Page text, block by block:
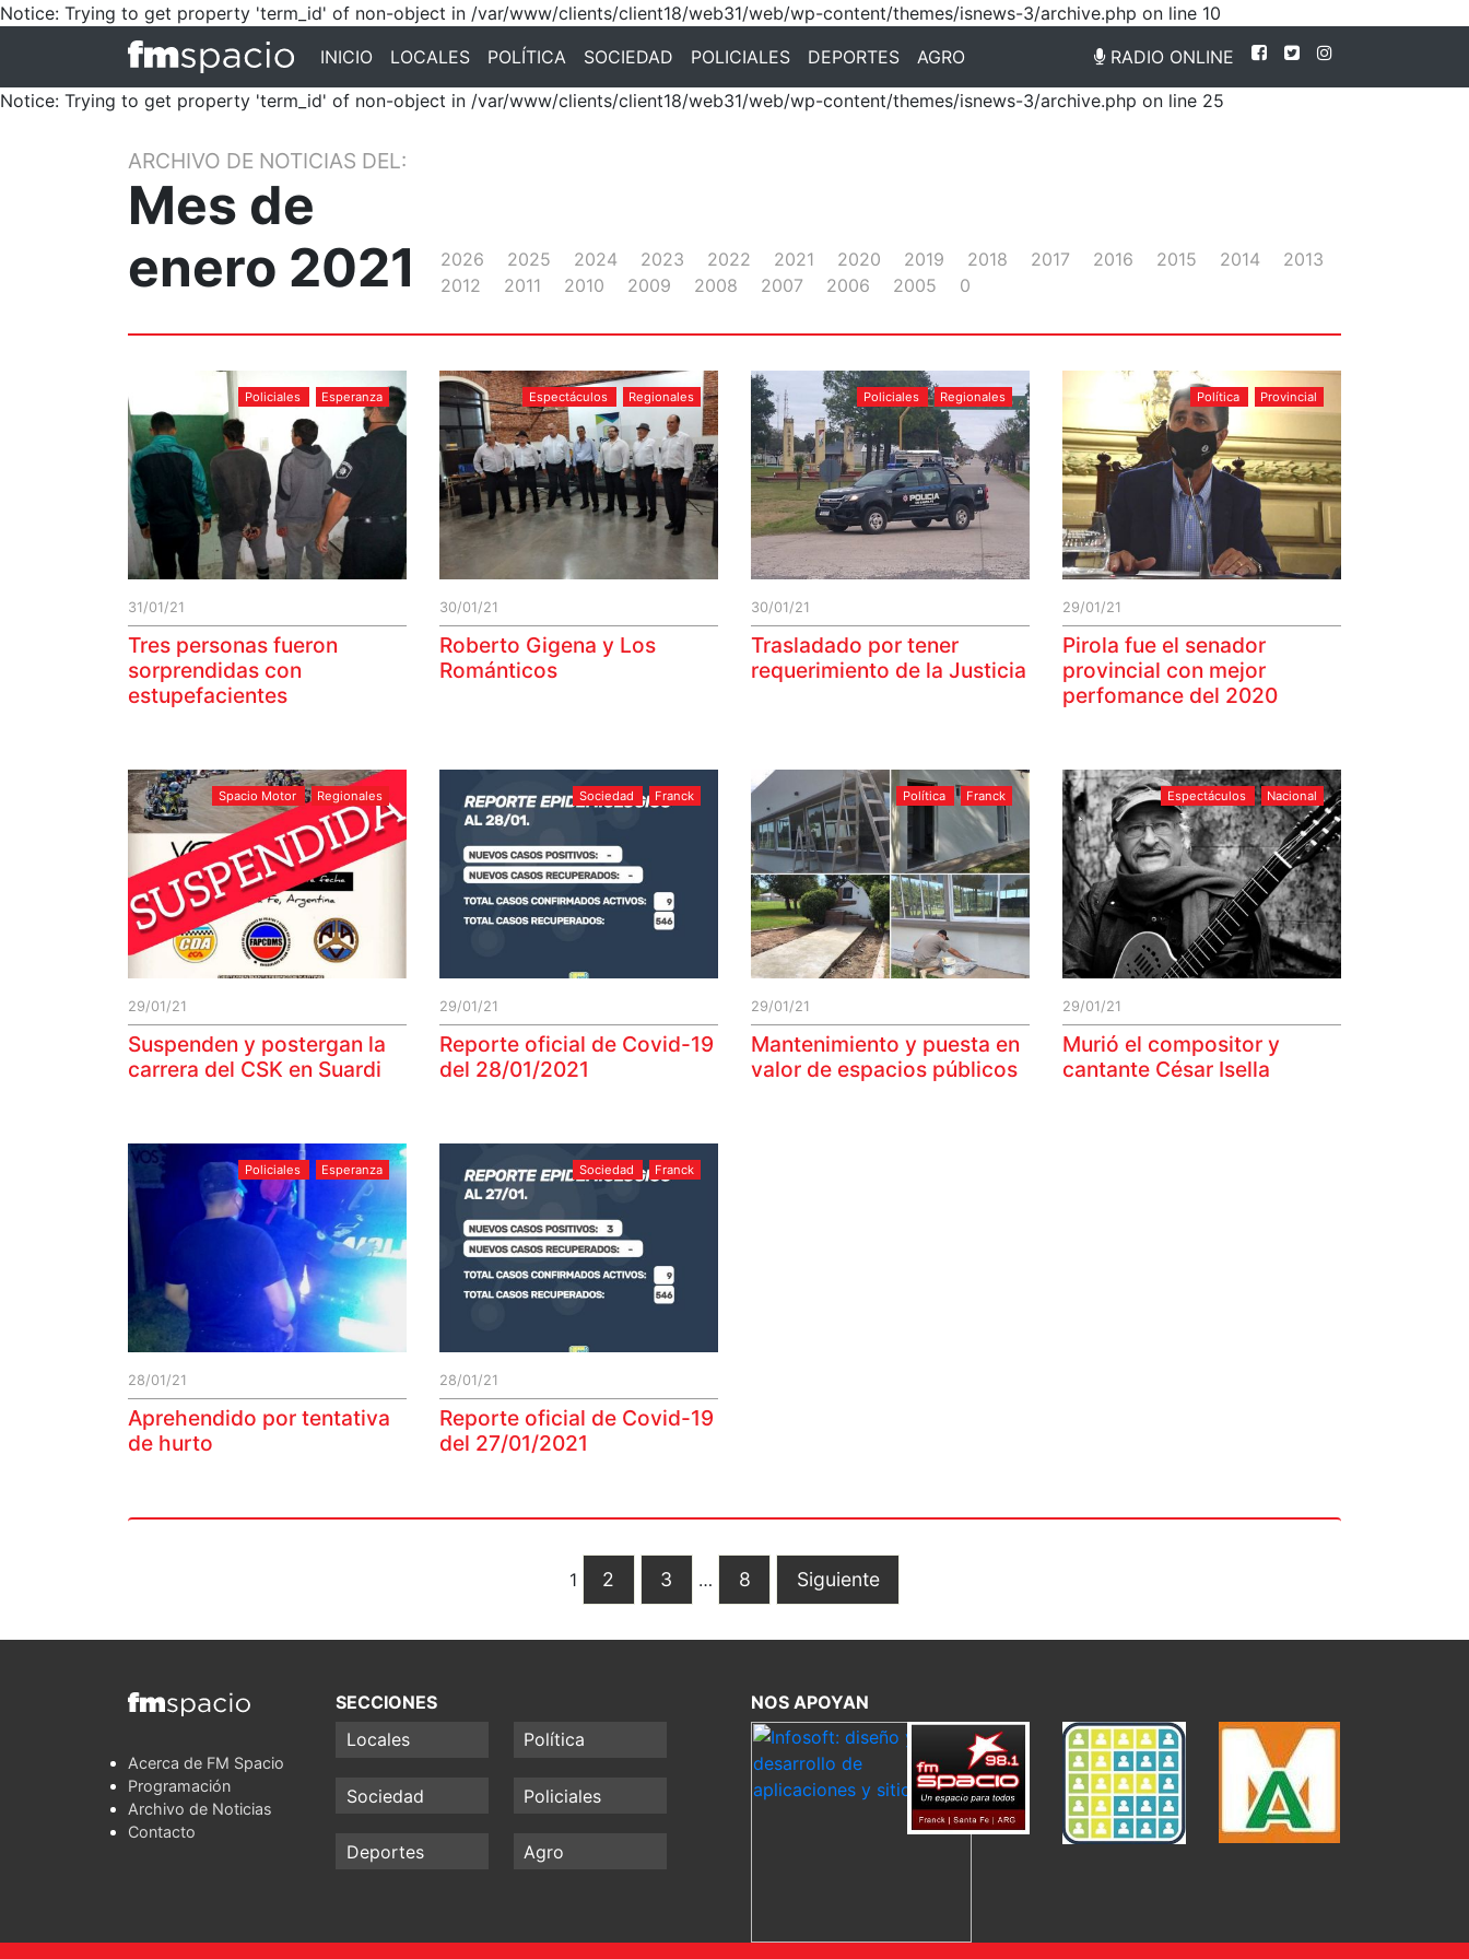
Notice: Trying to get property 'term_id' of non-object in /var/www/clients/client18/web31/web/wp-content/themes/isnews-3/archive.php on line 10
INICIO
LOCALES POLÍTICA SOCIEDAD POLICIALES DEPORTES AGRO
RADIO ONLINE
Notice: Trying to get property 'term_id' of non-object in /var/www/clients/client18/web31/web/wp-content/themes/isnews-3/archive.php on line 25
ARCHIVO DE NOTICIAS DEL:
Mes de
enero 2021
2026 2025 2024 2023 2022 2021 2020 2019 2018 2017 2016 2015 2014
2013
2012
2011 2010 2009 2008 2007 2006 2005 0
Policiales Esperanza
31/01/21
Tres personas fueron
sorprendidas con
estupefacientes
Espectáculos Regionales
30/01/21
Roberto Gigena y Los
Románticos
Policiales Regionales
30/01/21
Trasladado por tener
requerimiento de la Justicia
Política Provincial
29/01/21
Pirola fue el senador
provincial con mejor
perfomance del 2020
Spacio Motor Regionales
29/01/21
Suspenden y postergan la
carrera del CSK en Suardi
Sociedad Franck
29/01/21
Reporte oficial de Covid-19
del 28/01/2021
Política Franck
29/01/21
Mantenimiento y puesta en
valor de espacios públicos
Espectáculos Nacional
29/01/21
Murió el compositor y
cantante César Isella
Policiales Esperanza
28/01/21
Aprehendido por tentativa
de hurto
Sociedad Franck
28/01/21
Reporte oficial de Covid-19
del 27/01/2021
1 2 3 … 8 Siguiente
Acerca de FM Spacio
Programación
Archivo de Noticias
Contacto
SECCIONES
Locales
Política
Sociedad Policiales
Deportes Agro
NOS APOYAN